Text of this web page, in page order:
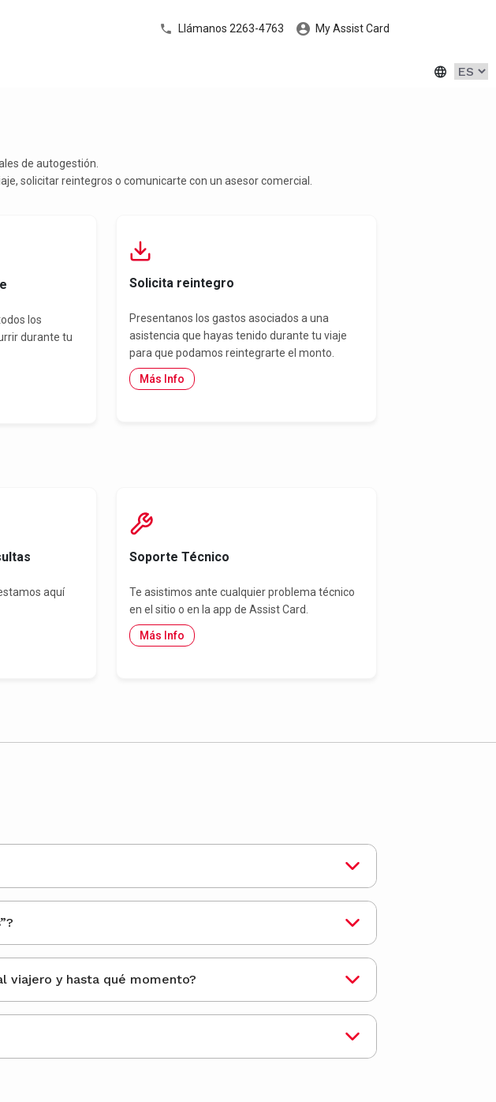
Llámanos 2263-4763 My Assist Card
de autogestión.
solicitar reintegros o comunicarte con un asesor comercial.
los
durante tu
Solicita reintegro
Presentanos los gastos asociados a una
asistencia que hayas tenido durante tu viaje
para que podamos reintegrarte el monto.
Más Info
aquí
Soporte Técnico
Te asistimos ante cualquier problema técnico
en el sitio o en la app de Assist Card.
Más Info
internacional al viajero y hasta qué momento?